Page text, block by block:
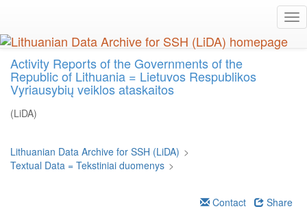
main
content
Activity Reports of the Governments of the
Republic of Lithuania = Lietuvos Respublikos
Vyriausybių veiklos ataskaitos
(LiDA)
Lithuanian Data Archive for SSH (LiDA) >
Textual Data = Tekstiniai duomenys >
Contact
Share